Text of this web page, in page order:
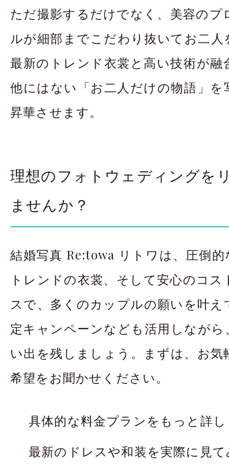
ただ撮影するだけでなく、美容のプ
ルが細部までこだわり抜いてお二人
最新のトレンド衣裳と高い技術が融
他にはない「お二人だけの物語」を
昇華させます。
理想のフォトウェディングを
ませんか？
結婚写真 Re:towa リトワは、圧倒
トレンドの衣裳、そして安心のコ
スで、多くのカップルの願いを叶
定キャンペーンなども活用しながら
い出を残しましょう。まずは、お気
希望をお聞かせください。
具体的な料金プランをもっと詳
最新のドレスや和装を実際に見